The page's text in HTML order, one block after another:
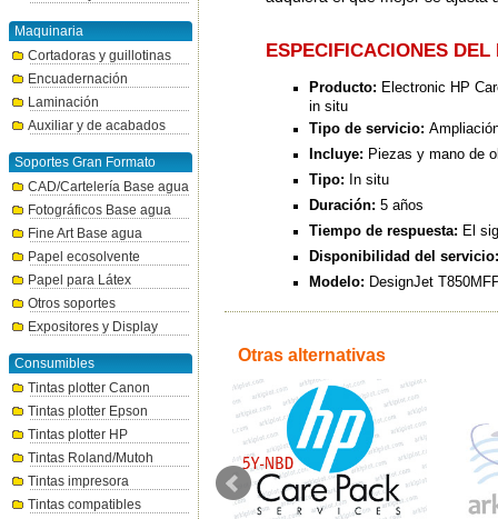
Maquinaria
Cortadoras y guillotinas
Encuadernación
Laminación
Auxiliar y de acabados
Soportes Gran Formato
CAD/Cartelería Base agua
Fotográficos Base agua
Fine Art Base agua
Papel ecosolvente
Papel para Látex
Otros soportes
Expositores y Display
Consumibles
Tintas plotter Canon
Tintas plotter Epson
Tintas plotter HP
Tintas Roland/Mutoh
Tintas impresora
Tintas compatibles
ESPECIFICACIONES DEL
Producto: Electronic HP
in situ
Tipo de servicio:
Incluye: Piezas y mano de
Tipo: In situ
Duración: 5 años
Tiempo de respuesta: El
Disponibilidad del servicio:
Modelo: DesignJet
Otras alternativas